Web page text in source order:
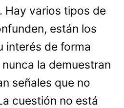
Hay varios tipos de
están los
interés de forma
la demuestran
señales que no
cuestión no está